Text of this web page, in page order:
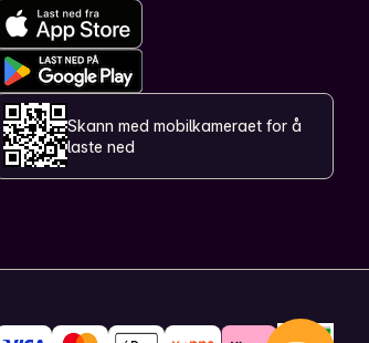
Skann med mobilkameraet for å
laste ned